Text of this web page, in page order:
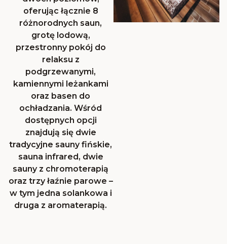
oferując łącznie 8
różnorodnych saun,
grotę lodową,
przestronny pokój do
relaksu z
podgrzewanymi,
kamiennymi leżankami
oraz basen do
ochładzania. Wśród
dostępnych opcji
znajdują się dwie
tradycyjne sauny fińskie,
sauna infrared, dwie
sauny z chromoterapią
oraz trzy łaźnie parowe –
w tym jedna solankowa i
druga z aromaterapią.